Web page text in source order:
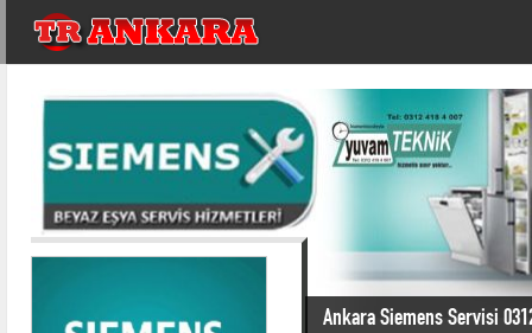
Ankara Siemens Servisi